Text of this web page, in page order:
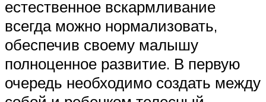
естественное вскармливание
всегда можно нормализовать,
обеспечив своему малышу
полноценное развитие. В первую
очередь необходимо создать между